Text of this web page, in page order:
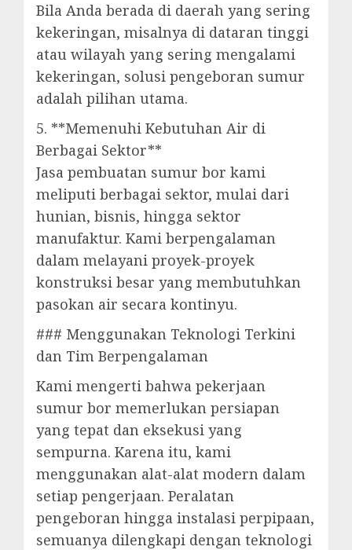
Bila Anda berada di daerah yang sering
kekeringan, misalnya di dataran tinggi
atau wilayah yang sering mengalami
kekeringan, solusi pengeboran sumur
adalah pilihan utama.
5. **Memenuhi Kebutuhan Air di
Berbagai Sektor**
Jasa pembuatan sumur bor kami
meliputi berbagai sektor, mulai dari
hunian, bisnis, hingga sektor
manufaktur. Kami berpengalaman
dalam melayani proyek-proyek
konstruksi besar yang membutuhkan
pasokan air secara kontinyu.
### Menggunakan Teknologi Terkini
dan Tim Berpengalaman
Kami mengerti bahwa pekerjaan
sumur bor memerlukan persiapan
yang tepat dan eksekusi yang
sempurna. Karena itu, kami
menggunakan alat-alat modern dalam
setiap pengerjaan. Peralatan
pengeboran hingga instalasi perpipaan,
semuanya dilengkapi dengan teknologi